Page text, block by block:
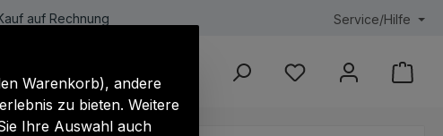
auf Rechnung Service/Hilfe
Akustik-Optik PU-
Du hast 0 Produkte
Warenkorb), andere
zu bieten. Weitere
Ihre Auswahl auch